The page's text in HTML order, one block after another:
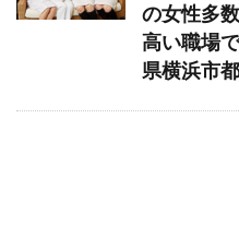
の女性多
高い職場
県横浜市